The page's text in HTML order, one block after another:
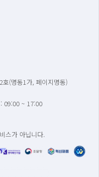
(명동1가, 페이지명동)
09:00 ~ 17:00
스가 아닙니다.